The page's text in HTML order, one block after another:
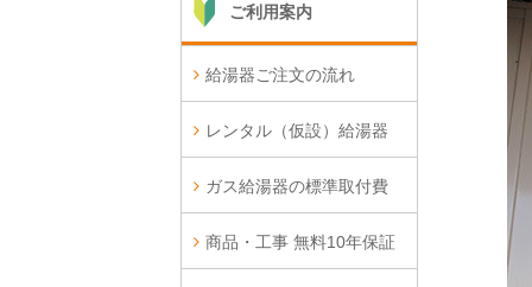
ご利用案内
給湯器ご注文の流れ
レンタル（仮設）給湯器
ガス給湯器の標準取付費
商品・工事 無料10年保証